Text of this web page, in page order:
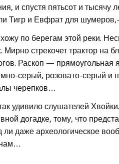
и спустя пятьсот и тысячу
Тигр и Евфрат для
по берегам этой реки.
Мирно стрекочет трактор на
Раскоп — прямоугольная
серый, розовато-серый и
черепков…
удивило слушателей
догадке, тому, что
ли даже археологическое